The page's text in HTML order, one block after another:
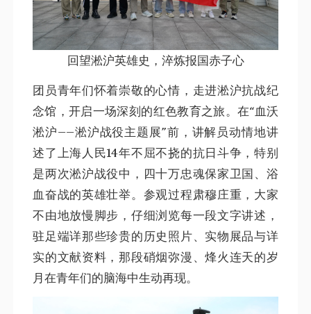
回望淞沪英雄史，淬炼报国赤子心
团员青年们怀着崇敬的心情，走进淞沪抗战纪
念馆，开启一场深刻的红色教育之旅。在“血沃
淞沪——淞沪战役主题展”前，讲解员动情地讲
述了上海人民14年不屈不挠的抗日斗争，特别
是两次淞沪战役中，四十万忠魂保家卫国、浴
血奋战的英雄壮举。参观过程肃穆庄重，大家
不由地放慢脚步，仔细浏览每一段文字讲述，
驻足端详那些珍贵的历史照片、实物展品与详
实的文献资料，那段硝烟弥漫、烽火连天的岁
月在青年们的脑海中生动再现。